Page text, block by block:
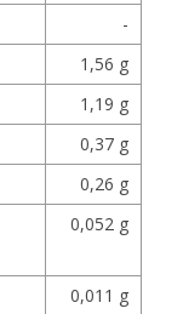
-
1,56 g
1,19 g
0,37 g
0,26 g
0,052 g
0,011 g